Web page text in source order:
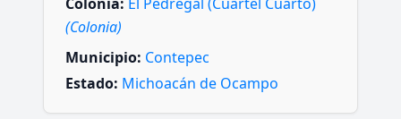
(Colonia)
Municipio: Contepec
Estado: Michoacán de Ocampo